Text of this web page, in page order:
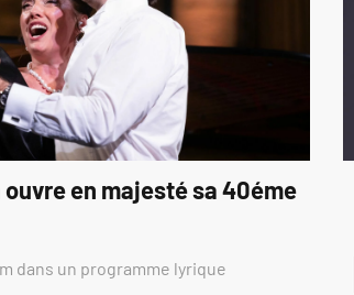
en majesté sa 40éme
dans un programme lyrique